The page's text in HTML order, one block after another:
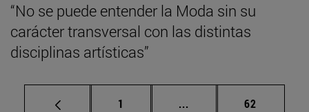
“No se puede entender la Moda sin su
carácter transversal con las distintas
disciplinas artísticas”
Página
1 ... Páginas intermedias
Página
62